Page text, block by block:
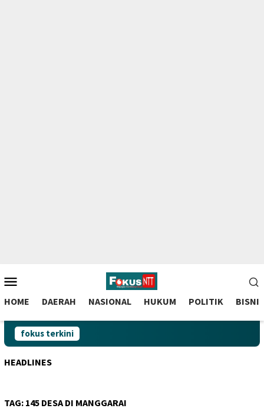
to
contentMobile
HOME DAERAH NASIONAL HUKUM POLITIK BISNIS
fokus terkini
HEADLINES
TAG: 145 DESA DI MANGGARAI